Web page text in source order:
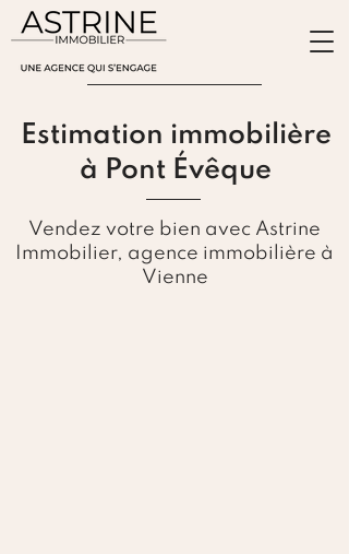
Estimation immobilière
à Pont Évêque
Vendez votre bien avec Astrine
Immobilier, agence immobilière à
Vienne